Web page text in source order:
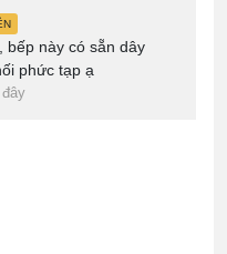
bếp này có sẵn dây
phức tạp ạ